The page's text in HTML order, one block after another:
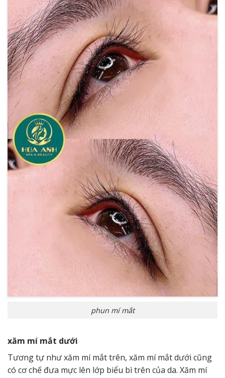
phun mí mắt
xăm mí mắt dưới
Tương tự như xăm mí mắt trên, xăm mí mắt dưới cũng
có cơ chế đưa mực lên lớp biểu bì trên của da. Xăm mí